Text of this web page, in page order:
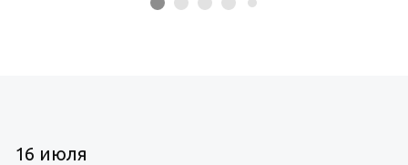
16 июля